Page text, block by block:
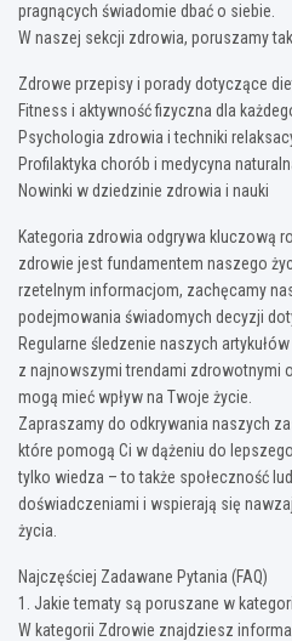
pragnących świadomie dbać o siebie.
W naszej sekcji zdrowia, poruszamy
Zdrowe przepisy i porady dotyczące
Fitness i aktywność fizyczna dla
Psychologia zdrowia i techniki
Profilaktyka chorób i medycyna
Nowinki w dziedzinie zdrowia i nauki
Kategoria zdrowia odgrywa kluczową
zdrowie jest fundamentem naszego
rzetelnym informacjom, zachęcamy
podejmowania świadomych decyzji
Regularne śledzenie naszych
z najnowszymi trendami zdrowotnymi
mogą mieć wpływ na Twoje życie.
Zapraszamy do odkrywania naszych
które pomogą Ci w dążeniu do
tylko wiedza – to także społeczność
doświadczeniami i wspierają się
życia.
Najczęściej Zadawane Pytania (FAQ)
1. Jakie tematy są poruszane w
W kategorii Zdrowie znajdziesz